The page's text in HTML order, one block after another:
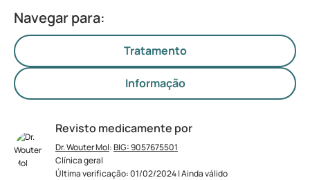
Navegar para:
Tratamento
Informação
Revisto medicamente por
Dr. Wouter Mol:BIG: 9057675501
Clínica geral
Última verificação: 01/02/2024 | Ainda válido